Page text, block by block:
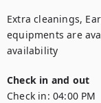
Extra cleanings,
equipments are
availability
Check in and out
Check in: 04:00 PM